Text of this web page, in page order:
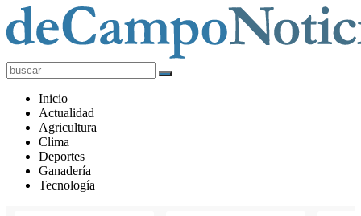
deCampoNoticias
Actualidad
Agropecuaria
Inicio
Actualidad
Agricultura
Clima
Deportes
Ganadería
Tecnología